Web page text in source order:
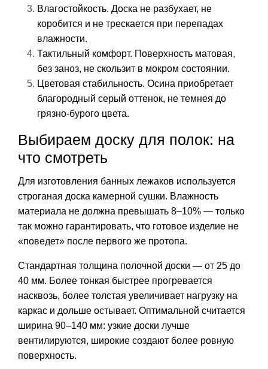
Влагостойкость. Доска не разбухает, не
коробится и не трескается при перепадах
влажности.
Тактильный комфорт. Поверхность матовая,
без заноз, не скользит в мокром состоянии.
Цветовая стабильность. Осина приобретает
благородный серый оттенок, не темнея до
грязно-бурого цвета.
Выбираем доску для полок: на
что смотреть
Для изготовления банных лежаков используется
строганая доска камерной сушки. Влажность
материала не должна превышать 8–10% — только
так можно гарантировать, что готовое изделие не
«поведет» после первого же протопа.
Стандартная толщина полочной доски — от 25 до
40 мм. Более тонкая быстрее прогревается
насквозь, более толстая увеличивает нагрузку на
каркас и дольше остывает. Оптимальной считается
ширина 90–140 мм: узкие доски лучше
вентилируются, широкие создают более ровную
поверхность.